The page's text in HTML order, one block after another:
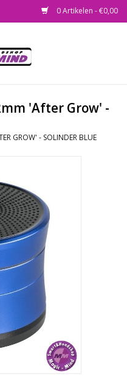
0 Artikelen - €0,00
'After Grow' -
GROW' - SOLINDER BLUE